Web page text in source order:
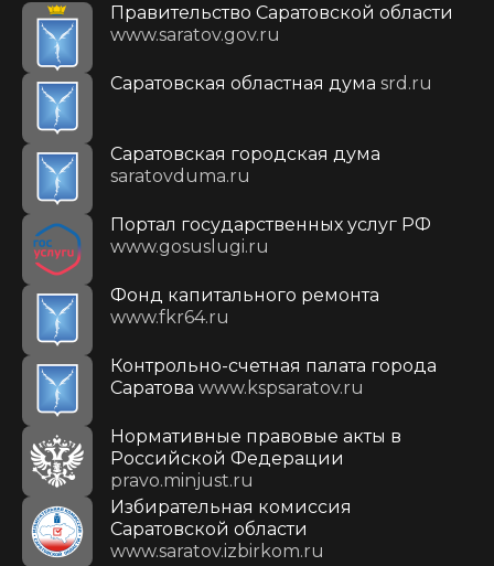
Правительство Саратовской области
www.saratov.gov.ru
Саратовская областная дума srd.ru
Саратовская городская дума
saratovduma.ru
Портал государственных услуг РФ
www.gosuslugi.ru
Фонд капитального ремонта
www.fkr64.ru
Контрольно-счетная палата города
Саратова www.kspsaratov.ru
Нормативные правовые акты в
Российской Федерации
pravo.minjust.ru
Избирательная комиссия
Саратовской области
www.saratov.izbirkom.ru